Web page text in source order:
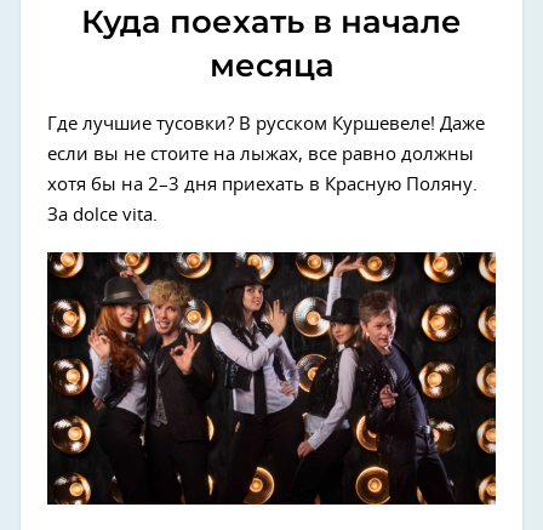
Куда поехать в начале
месяца
Где лучшие тусовки? В русском Куршевеле! Даже
если вы не стоите на лыжах, все равно должны
хотя бы на 2–3 дня приехать в Красную Поляну.
За dolce vita.